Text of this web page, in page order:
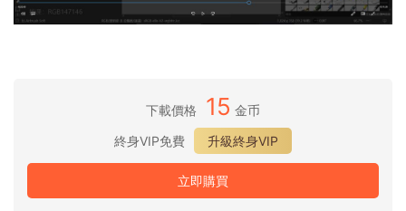
下載價格 15 金币
終身VIP免費
升級終身VIP
立即購買